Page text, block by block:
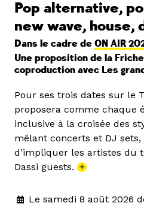
Pop alternative,
new wave, house,
Dans le cadre de ON AIR
Une proposition de la
coproduction avec Les
Pour ses trois dates sur le
proposera comme chaque
inclusive à la croisée des
mêlant concerts et DJ
d'impliquer les artistes du
Dassi guests. +
Le samedi 8 août 2026